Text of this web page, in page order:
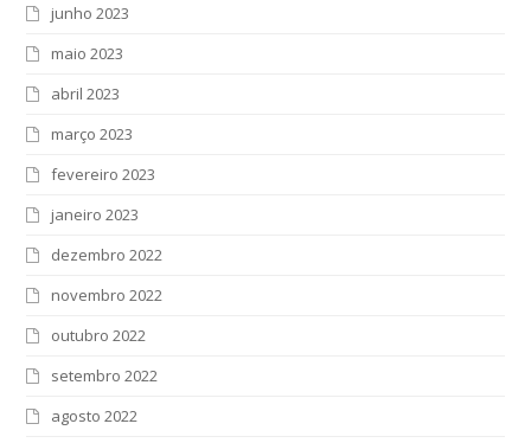
junho 2023
maio 2023
abril 2023
março 2023
fevereiro 2023
janeiro 2023
dezembro 2022
novembro 2022
outubro 2022
setembro 2022
agosto 2022